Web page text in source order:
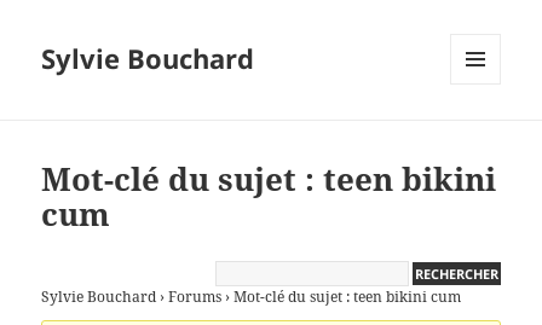
Sylvie Bouchard
Mot-clé du sujet : teen bikini
cum
Sylvie Bouchard › Forums › Mot-clé du sujet : teen bikini cum